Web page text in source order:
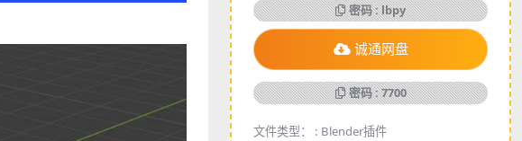
密码 : lbpy
诚通网盘
密码 : 7700
文件类型： : Blender插件